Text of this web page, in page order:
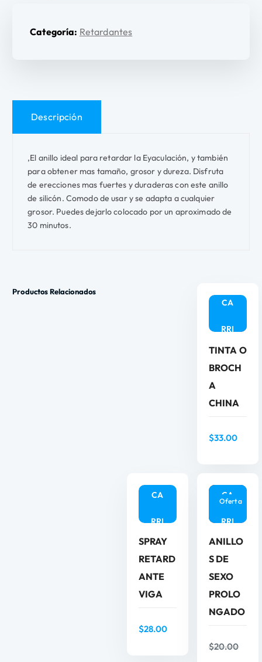
Categoría: Retardantes
Descripción
,El anillo ideal para retardar la Eyaculación, y también
para obtener mas tamaño, grosor y dureza. Disfruta
de erecciones mas fuertes y duraderas con este anillo
de silicón. Comodo de usar y se adapta a cualquier
grosor. Puedes dejarlo colocado por un aproximado de
30 minutos.
Productos Relacionados
CA
RRI
TO
TINTA O
BROCH
A
CHINA
$33.00
CA
RRI
TO
SPRAY
RETARD
ANTE
VIGA
$28.00
Oferta
R
CA
RRI
TO
ANILLO
S DE
SEXO
PROLO
NGADO
$20.00
AÑ